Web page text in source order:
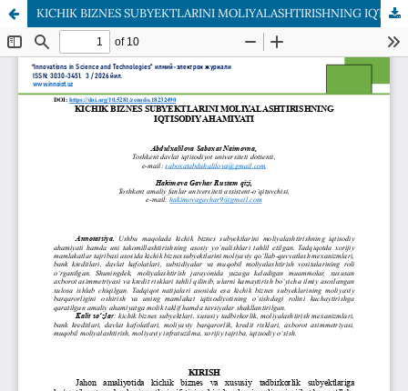
KICHIK BIZNES SUBYEKTLARINI MOLIYALASHTIRISHNING IQTISODIY AHAMIYATI